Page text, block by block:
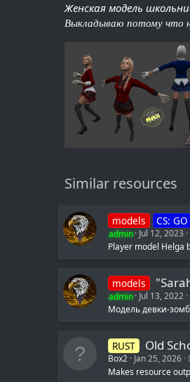
Женская модель
Выкладываю потому что
Similar resources
models CS: GO
admin Jul 12, 2023
Player model Helga
models
admin Jul 13, 2022
Модель девки-
RUST Old
Box2 Jan 25, 2026
Makes resource